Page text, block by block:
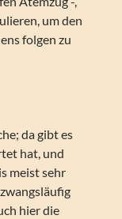
um den
folgen zu
da gibt es
hat, und
meist sehr
hier die